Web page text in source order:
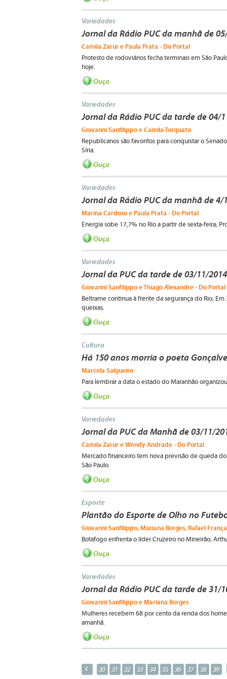
Variedades
Jornal da Rádio PUC da manhã de
Camila Zarur e Paula Prata - Do Portal
Protesto de rodoviários fecha terminais em São
hoje.
Ouça
Variedades
Jornal da Rádio PUC da tarde de 04/
Giovanni Sanfilippo e Camila Torquato
Republicanos são favoritos para conquistar o
Síria.
Ouça
Variedades
Jornal da Rádio PUC da manhã de 4/
Marina Cardoso e Paula Prata - Do Portal
Energia sobe 17,7% no Rio a partir de sexta-feira;
Ouça
Variedades
Jornal da PUC da tarde de 03/11/2014
Giovanni Sanfilippo e Thiago Alexandre - Do Portal
Beltrame continua à frente da segurança do Rio;
queixas.
Ouça
Cultura
Há 150 anos morria o poeta
Marcela Salgueiro
Para lembrar a data o estado do Maranhão
Ouça
Variedades
Jornal da PUC da Manhã de 03/11/
Camila Zarur e Wendy Andrade - Do Portal
Mercado financeiro tem nova previsão de queda
São Paulo.
Ouça
Esporte
Plantão do Esporte de Olho no
Giovanni Sanfilippo, Mariana Borges, Rafael
Botafogo enfrenta o líder Cruzeiro no Mineirão;
Ouça
Variedades
Jornal da Rádio PUC da tarde de 31/
Giovanni Sanfilippo e Mariana Borges
Mulheres recebem 68 por cento da renda dos
amanhã.
Ouça
p 30 31 32 33 34 35 36 37 38 39